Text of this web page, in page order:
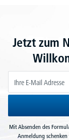
Jetzt zum
Mit Absenden des
Anmeldung